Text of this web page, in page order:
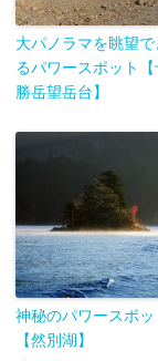
大パノラマを眺望で
るパワースポット【
勝岳望岳台】
神秘のパワースポッ
【然別湖】